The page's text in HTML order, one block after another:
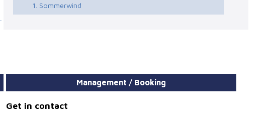
1. Sommerwind
Management / Booking
Get in contact